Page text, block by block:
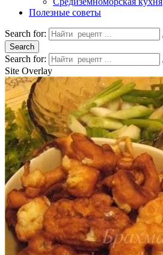
Полезные советы
Search for:
Search
Search for:
Site Overlay